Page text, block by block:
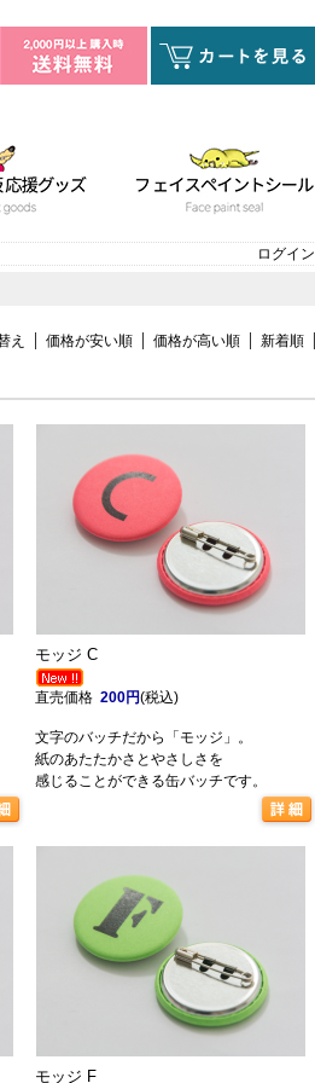
ログイン
え 価格が安い順 価格が高い順 新着順
モッジ C
直売価格 200円(税込)
文字のバッチだから「モッジ」。
紙のあたたかさとやさしさを
感じることができる缶バッチです。
モッジ F